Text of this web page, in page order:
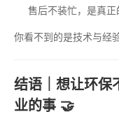
售后不装忙，是真正
你看不到的是技术与经
结语｜想让环保
业的事 🤝